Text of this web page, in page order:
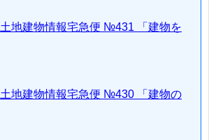
土地建物情報宅急便 №431 「建物を
土地建物情報宅急便 №430 「建物の